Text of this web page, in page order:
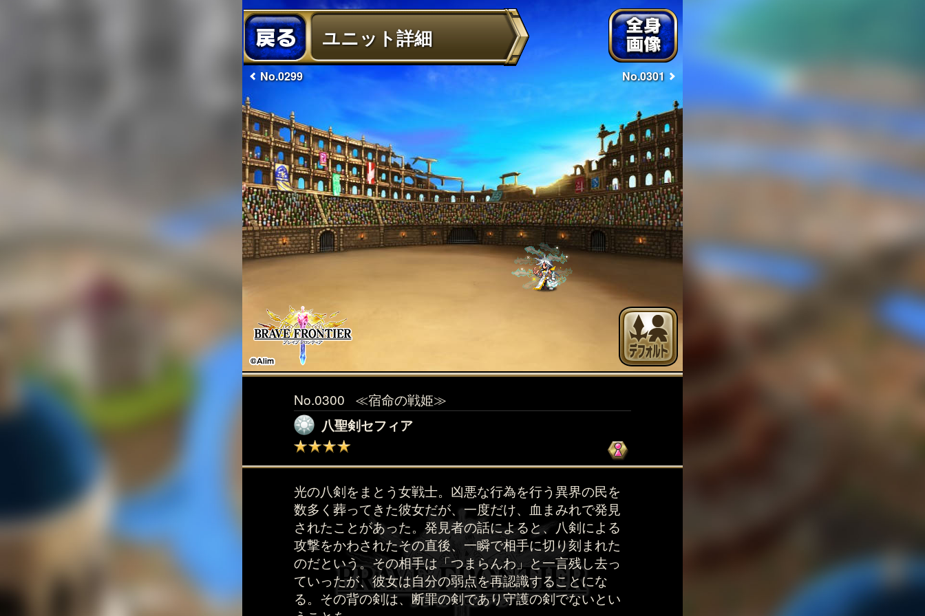
ユニット詳細
No.0299 No.0301
No.0300 ≪宿命の戦姫≫
八聖剣セフィア
光の八剣をまとう女戦士。凶悪な行為を行う異界の民を
数多く葬ってきた彼女だが、一度だけ、血まみれで発見
されたことがあった。発見者の話によると、八剣による
攻撃をかわされたその直後、一瞬で相手に切り刻まれた
のだという。その相手は「つまらんわ」と一言残し去っ
ていったが、彼女は自分の弱点を再認識することにな
る。その背の剣は、断罪の剣であり守護の剣でないとい